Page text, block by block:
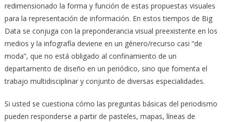
redimensionado la forma y función de estas propuestas visuales
para la representación de información. En estos tiempos de Big
Data se conjuga con la preponderancia visual preexistente en los
medios y la infografía deviene en un género/recurso casi “de
moda”, que no está obligado al confinamiento de un
departamento de diseño en un periódico, sino que fomenta el
trabajo multidisciplinar y conjunto de diversas especialidades.
Si usted se cuestiona cómo las preguntas básicas del periodismo
pueden responderse a partir de pasteles, mapas, líneas de